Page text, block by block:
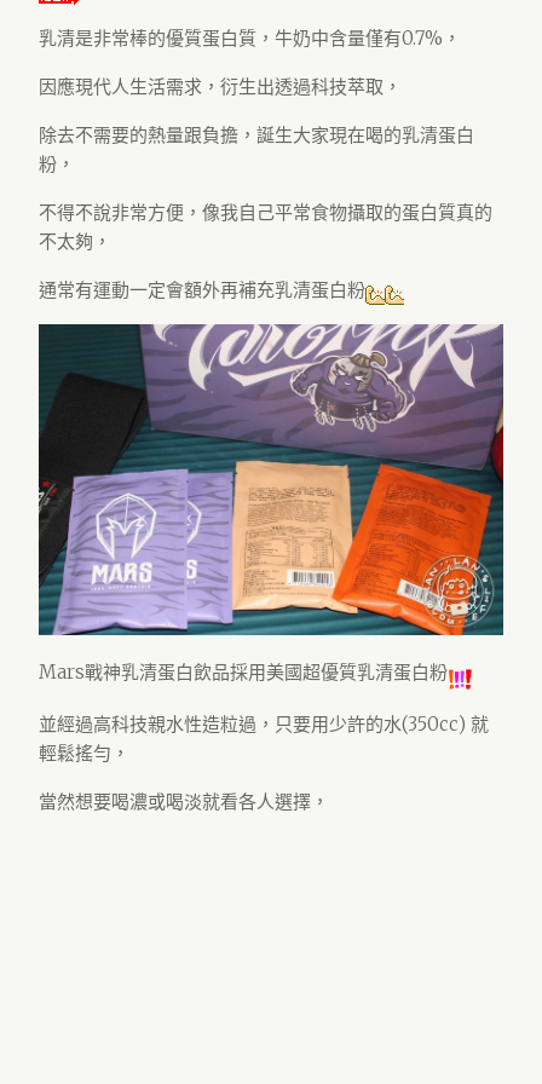
乳清是非常棒的優質蛋白質，牛奶中含量僅有0.7%，
因應現代人生活需求，衍生出透過科技萃取，
除去不需要的熱量跟負擔，誕生大家現在喝的乳清蛋白
粉，
不得不說非常方便，像我自己平常食物攝取的蛋白質真的
不太夠，
通常有運動一定會額外再補充乳清蛋白粉
Mars戰神乳清蛋白飲品採用美國超優質乳清蛋白粉
並經過高科技親水性造粒過，只要用少許的水(350cc) 就
輕鬆搖勻，
當然想要喝濃或喝淡就看各人選擇，